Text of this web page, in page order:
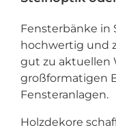
Fensterbänke in
hochwertig und
gut zu aktuellen
großformatigen
Fensteranlagen.
Holzdekore